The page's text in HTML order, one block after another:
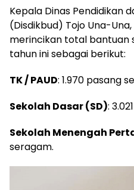
Kepala Dinas Pendidikan
(Disdikbud) Tojo Una-Una,
merincikan total bantuan
tahun ini sebagai berikut:
TK / PAUD: 1.970 pasang
Sekolah Dasar (SD):
Sekolah Menengah
seragam.